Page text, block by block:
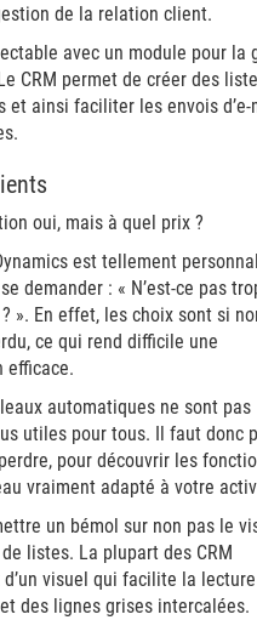
de la relation client.
avec un module pour la
CRM permet de créer des
et ainsi faciliter les envois d’e-
oui, mais à quel prix ?
est tellement
demander : « N’est-ce pas
». En effet, les choix sont si
ce qui rend difficile une
efficace.
automatiques ne sont pas
utiles pour tous. Il faut donc
pour découvrir les
vraiment adapté à votre
un bémol sur non pas le
listes. La plupart des CRM
d’un visuel qui facilite la
des lignes grises intercalées.